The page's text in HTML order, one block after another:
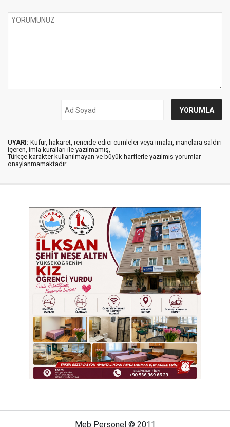
UYARI: Küfür, hakaret, rencide edici cümleler veya imalar, inançlara saldırı
içeren, imla kuralları ile yazılmamış,
Türkçe karakter kullanılmayan ve büyük harflerle yazılmış yorumlar
onaylanmamaktadır.
Meb Personel © 2011